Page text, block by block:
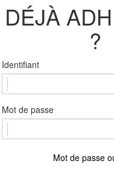
DÉJÀ
?
Identifiant
Mot de passe
Mot de passe